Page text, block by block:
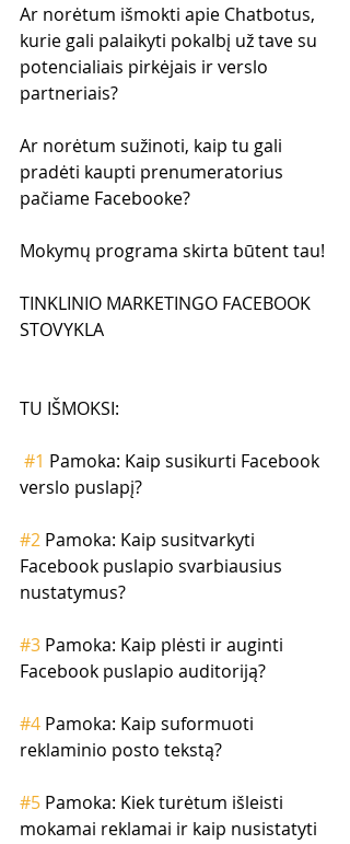
Ar norėtum išmokti apie Chatbotus,
kurie gali palaikyti pokalbį už tave su
potencialiais pirkėjais ir verslo
partneriais?
Ar norėtum sužinoti, kaip tu gali
pradėti kaupti prenumeratorius
pačiame Facebooke?
Mokymų programa skirta būtent tau!
TINKLINIO MARKETINGO FACEBOOK
STOVYKLA
TU IŠMOKSI:
#1 Pamoka: Kaip susikurti Facebook
verslo puslapį?
#2 Pamoka: Kaip susitvarkyti
Facebook puslapio svarbiausius
nustatymus?
#3 Pamoka: Kaip plėsti ir auginti
Facebook puslapio auditoriją?
#4 Pamoka: Kaip suformuoti
reklaminio posto tekstą?
#5 Pamoka: Kiek turėtum išleisti
mokamai reklamai ir kaip nusistatyti